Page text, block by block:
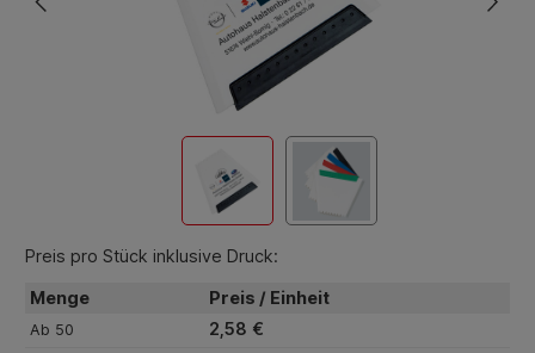
Preis pro Stück inklusive Druck:
Menge Preis / Einheit
Ab 50 2,58 €